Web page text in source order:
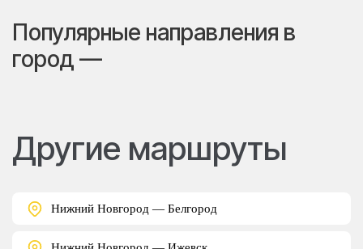
Популярные направления в
город —
Другие маршруты
Нижний Новгород — Белгород